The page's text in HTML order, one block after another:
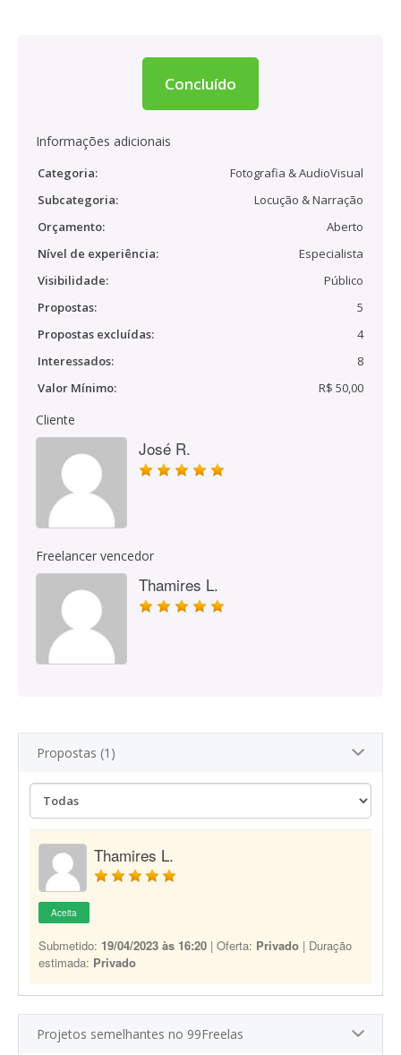
Concluído
Informações adicionais
Categoria:
Fotografia & AudioVisual
Subcategoria:
Locução & Narração
Orçamento:
Aberto
Nível de experiência:
Especialista
Visibilidade:
Público
Propostas:
5
Propostas excluídas:
4
Interessados:
8
Valor Mínimo:
R$ 50,00
Cliente
José R.
Freelancer vencedor
Thamires L.
Propostas (1)
Thamires L.
Aceita
Submetido: 19/04/2023 às 16:20 | Oferta: Privado | Duração
estimada: Privado
Projetos semelhantes no 99Freelas